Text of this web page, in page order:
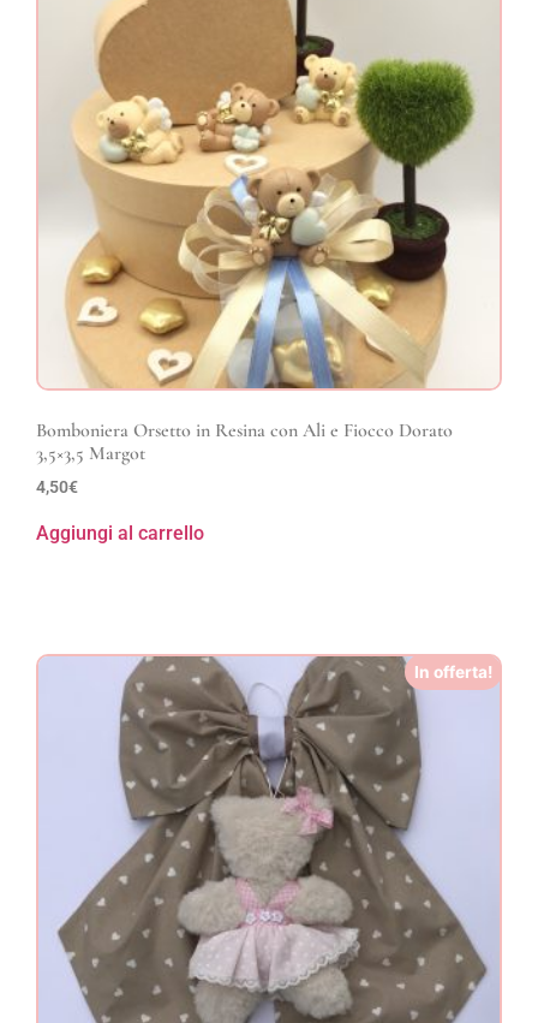
Bomboniera Orsetto in Resina con Ali e Fiocco Dorato
3,5×3,5 Margot
4,50€
Aggiungi al carrello
In offerta!